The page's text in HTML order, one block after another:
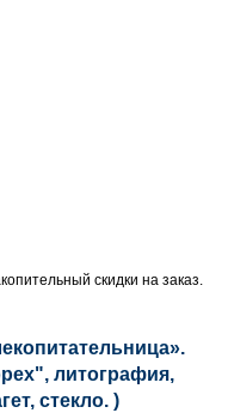
скидки на заказ.
литография,
стекло. )